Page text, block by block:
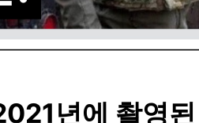
년에 촬영